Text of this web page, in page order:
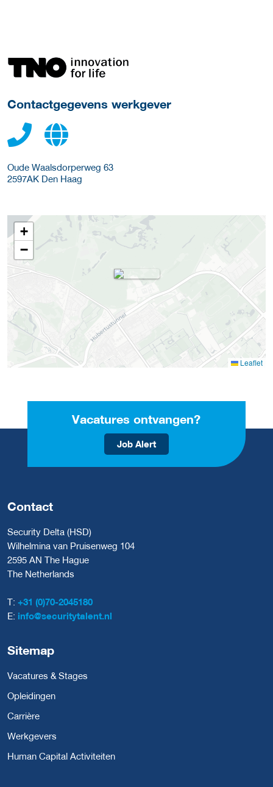
Meer werkgever details
Contactgegevens werkgever
Oude Waalsdorperweg 63
2597AK Den Haag
+
−
Leaflet
Vacatures ontvangen?
Job Alert
Contact
Security Delta (HSD)
Wilhelmina van Pruisenweg 104
2595 AN The Hague
The Netherlands
T: +31 (0)70-2045180
E: info@securitytalent.nl
Sitemap
Vacatures & Stages
Opleidingen
Carrière
Werkgevers
Human Capital Activiteiten